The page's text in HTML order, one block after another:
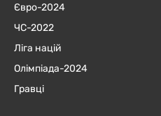
Євро-2024
ЧC-2022
Ліга націй
Олімпіада-2024
Гравці